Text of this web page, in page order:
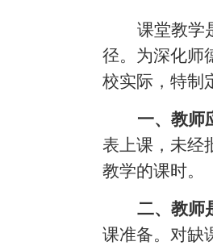
课堂教学
径。为深化师
校实际，特制
一、教师
表上课，未经
教学的课时。
二、教师
课准备。对缺